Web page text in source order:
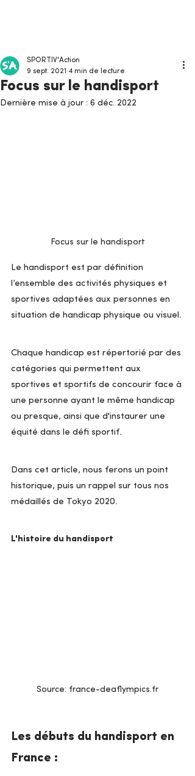
Focus sur le handisport
SPORTIV'Action
9 sept. 2021 4 min de lecture
Dernière mise à jour : 6 déc. 2022
Focus sur le handisport
Le handisport est par définition
l’ensemble des activités physiques et
sportives adaptées aux personnes en
situation de handicap physique ou visuel.
Chaque handicap est répertorié par des
catégories qui permettent aux
sportives et sportifs de concourir face à
une personne ayant le même handicap
ou presque, ainsi que d'instaurer une
équité dans le défi sportif.
Dans cet article, nous ferons un point
historique, puis un rappel sur tous nos
médaillés de Tokyo 2020.
L'histoire du handisport
Source: france-deaflympics.fr
Les débuts du handisport en
France :